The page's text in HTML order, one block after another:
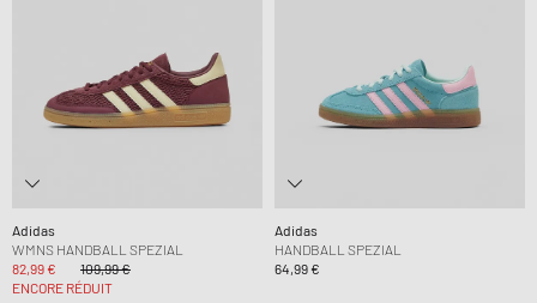
Adidas
WMNS HANDBALL SPEZIAL
82,99 €
109,99 €
ENCORE RÉDUIT
Adidas
HANDBALL SPEZIAL
64,99 €